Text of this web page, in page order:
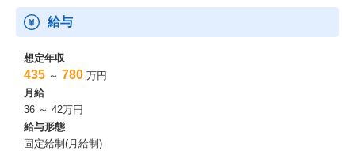
給与
想定年収
435 ～ 780 万円
月給
36 ～ 42万円
給与形態
固定給制(月給制)